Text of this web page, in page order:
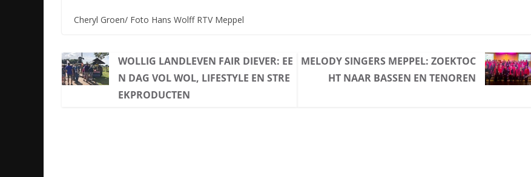
Cheryl Groen/ Foto Hans Wolff RTV Meppel
WOLLIG LANDLEVEN FAIR DIEVER: EE
N DAG VOL WOL, LIFESTYLE EN STRE
EKPRODUCTEN
MELODY SINGERS MEPPEL: ZOEKTOC
HT NAAR BASSEN EN TENOREN